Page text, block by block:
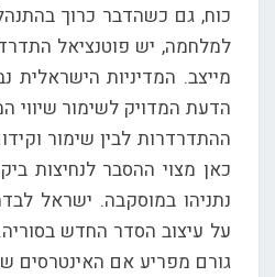
כוח, גם כשהדבר כרוך
למלחמה, יש פוטנציאל
מייצב. המדיניות הישראלית
הדעת המדויק לשימור שיווי
ההתדרדרות לבין שימור
כאן מצוי ההסבר לנחיצות
נתניהו במוסקבה. ישראל
על עיצוב הסדר החדש
גורם מפריע אם האינטרסים